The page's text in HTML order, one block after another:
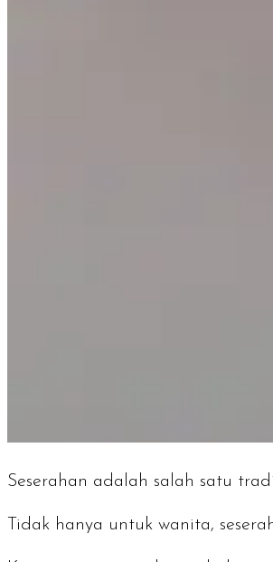
Seserahan adalah salah satu
Tidak hanya untuk wanita,